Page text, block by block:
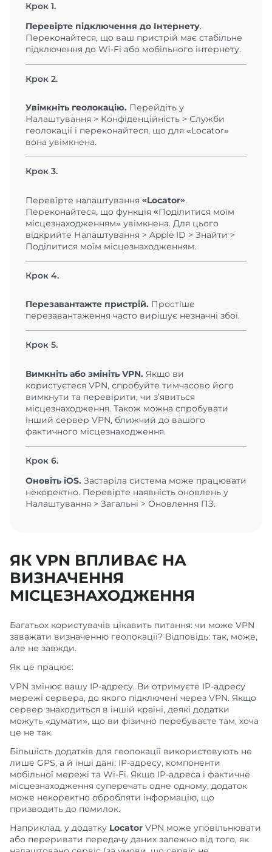
Крок 1.
Перевірте підключення до Інтернету.
Переконайтеся, що ваш пристрій має стабільне
підключення до Wi-Fi або мобільного інтернету.
Крок 2.
Увімкніть геолокацію. Перейдіть у
Налаштування > Конфіденційність > Служби
геолокації і переконайтеся, що для «Locator»
вона увімкнена.
Крок 3.
Перевірте налаштування «Locator».
Переконайтеся, що функція «Поділитися моїм
місцезнаходженням» увімкнена. Для цього
відкрийте Налаштування > Apple ID > Знайти >
Поділитися моїм місцезнаходженням.
Крок 4.
Перезавантажте пристрій. Простіше
перезавантаження часто вирішує незначні збої.
Крок 5.
Вимкніть або змініть VPN. Якщо ви
користуєтеся VPN, спробуйте тимчасово його
вимкнути та перевірити, чи з’явиться
місцезнаходження. Також можна спробувати
інший сервер VPN, ближчий до вашого
фактичного місцезнаходження.
Крок 6.
Оновіть iOS. Застаріла система може працювати
некоректно. Перевірте наявність оновлень у
Налаштування > Загальні > Оновлення ПЗ.
ЯК VPN ВПЛИВАЄ НА
ВИЗНАЧЕННЯ
МІСЦЕЗНАХОДЖЕННЯ
Багатьох користувачів цікавить питання: чи може VPN
заважати визначенню геолокації? Відповідь: так, може,
але не завжди.
Як це працює:
VPN змінює вашу IP-адресу. Ви отримуєте IP-адресу
мережі сервера, до якого підключені через VPN. Якщо
сервер знаходиться в іншій країні, деякі додатки
можуть «думати», що ви фізично перебуваєте там, хоча
це не так.
Більшість додатків для геолокації використовують не
лише GPS, а й інші дані: IP-адресу, компоненти
мобільної мережі та Wi-Fi. Якщо IP-адреса і фактичне
місцезнаходження суперечать одне одному, додаток
може некоректно обробляти інформацію, що
призводить до помилок.
Наприклад, у додатку Locator VPN може уповільнювати
або переривати передачу даних залежно від того, як